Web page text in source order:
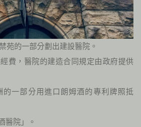
苑的一部分劃出建設醫院。
費，醫院的建造合同規定由政府提供
一部分用進口朗姆酒的專利牌照抵
醫院」。